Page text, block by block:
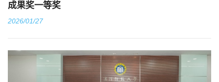
成果奖一等奖
2026/01/27